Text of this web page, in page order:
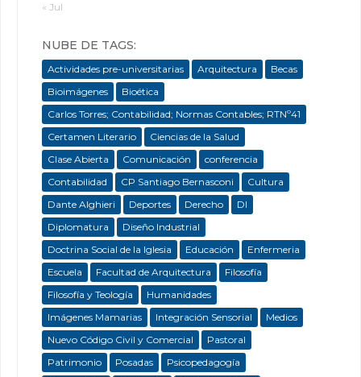
« Jul
NUBE DE TAGS:
Actividades pre-universitarias Arquitectura
Becas
Bioimágenes
Bioética
Carlos Torres; Contabilidad; Normas Contables; RTNº41
Certamen Literario
Ciencias de la Salud
Clase Abierta
Comunicación
conferencia
Contabilidad
CP Santiago Bernasconi
Cultura
Dante Alghieri
Deportes Derecho
DI
Diplomatura
Diseño Industrial
Doctrina Social de la Iglesia
Educación
Enfermeria
Escuela
Facultad de Arquitectura
Filosofía
Filosofía y Teología
Humanidades
Imágenes Mamarias
Integración Sensorial
Medios
Nuevo Código Civil y Comercial
Pastoral
Patrimonio
Posadas
Psicopedagogía